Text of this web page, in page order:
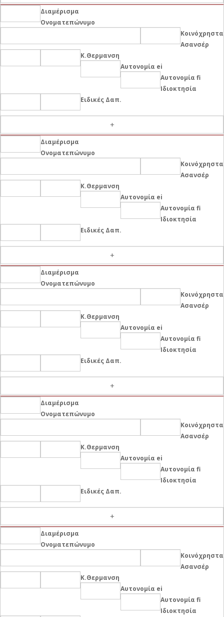
Διαμέρισμα
Ονοματεπώνυμο
Κοινόχρηστα
Ασανσέρ
Κ.Θερμανση
Αυτονομία ei
Αυτονομία fi
Ιδιοκτησία
Ειδικές Δαπ.
Διαμέρισμα
Ονοματεπώνυμο
Κοινόχρηστα
Ασανσέρ
Κ.Θερμανση
Αυτονομία ei
Αυτονομία fi
Ιδιοκτησία
Ειδικές Δαπ.
Διαμέρισμα
Ονοματεπώνυμο
Κοινόχρηστα
Ασανσέρ
Κ.Θερμανση
Αυτονομία ei
Αυτονομία fi
Ιδιοκτησία
Ειδικές Δαπ.
Διαμέρισμα
Ονοματεπώνυμο
Κοινόχρηστα
Ασανσέρ
Κ.Θερμανση
Αυτονομία ei
Αυτονομία fi
Ιδιοκτησία
Ειδικές Δαπ.
Διαμέρισμα
Ονοματεπώνυμο
Κοινόχρηστα
Ασανσέρ
Κ.Θερμανση
Αυτονομία ei
Αυτονομία fi
Ιδιοκτησία